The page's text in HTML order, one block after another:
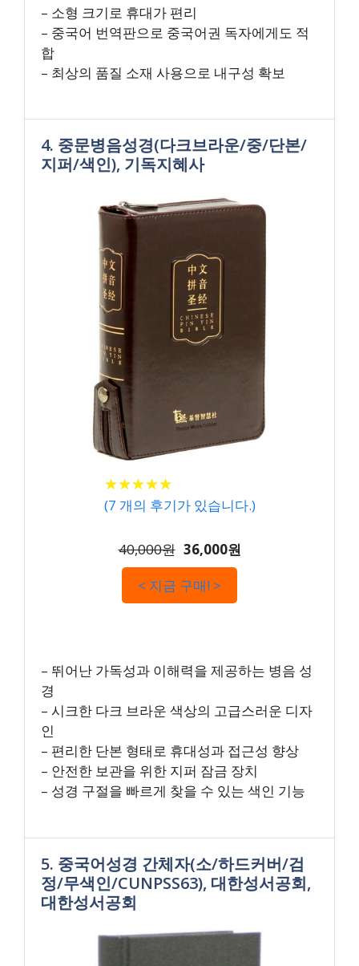
– 소형 크기로 휴대가 편리
– 중국어 번역판으로 중국어권 독자에게도 적
합
– 최상의 품질 소재 사용으로 내구성 확보
4. 중문병음성경(다크브라운/중/단본/
지퍼/색인), 기독지혜사
★★★★★
★★★★★
(7 개의 후기가 있습니다.)
40,000원 36,000원
< 지금 구매! >
– 뛰어난 가독성과 이해력을 제공하는 병음 성
경
– 시크한 다크 브라운 색상의 고급스러운 디자
인
– 편리한 단본 형태로 휴대성과 접근성 향상
– 안전한 보관을 위한 지퍼 잠금 장치
– 성경 구절을 빠르게 찾을 수 있는 색인 기능
5. 중국어성경 간체자(소/하드커버/검
정/무색인/CUNPSS63), 대한성서공회,
대한성서공회